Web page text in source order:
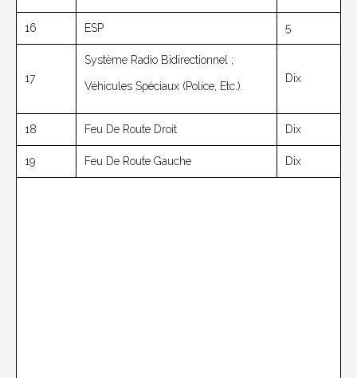
16 ESP 5
17
Système Radio Bidirectionnel ;
Véhicules Spéciaux (police, Etc.).
Dix
18 Feu De Route Droit Dix
19 Feu De Route Gauche Dix